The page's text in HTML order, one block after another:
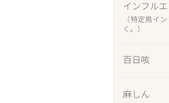
インフル
（特定鳥イ
く。）
百日咳
麻しん